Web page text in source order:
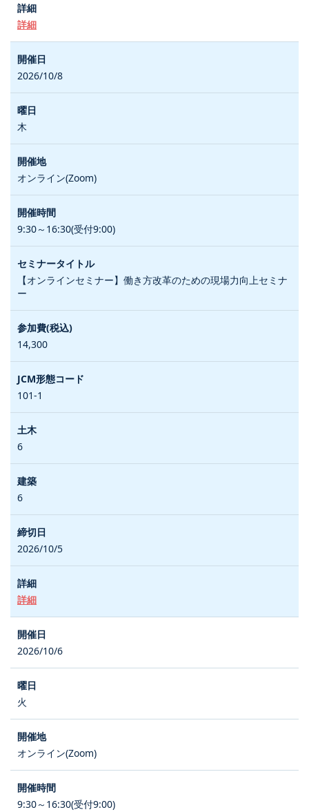
詳細
2026/10/8
木
オンライン(Zoom)
9:30～16:30(受付9:00)
【オンラインセミナー】働き方改革のための現場力向上セミナ
ー
14,300
101-1
6
6
2026/10/5
詳細
2026/10/6
火
オンライン(Zoom)
9:30～16:30(受付9:00)